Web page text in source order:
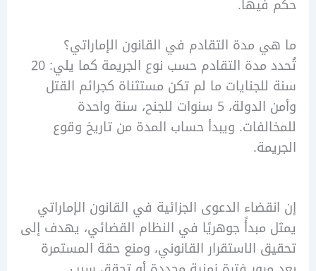
مدة التقادم في القانون الإماراتي؟
تُحدد مدة التقادم حسب نوع الجريمة كما يلي: 20
ما لم تكن مستثناة كجرائم القتل
وأمن الدولة، 5 سنوات للجنح، سنة واحدة
ويبدأ حساب المدة من تاريخ وقوع
الدعوى الجزائية في القانون الإماراتي
مبدأً جوهريًا في النظام القضائي، يهدف إلى
الاستقرار القانوني، ومنع حقة المستمرة